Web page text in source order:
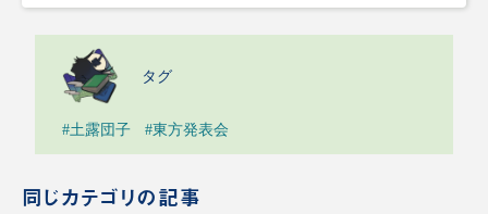
タグ
#土露団子 #東方発表会
同じカテゴリの記事